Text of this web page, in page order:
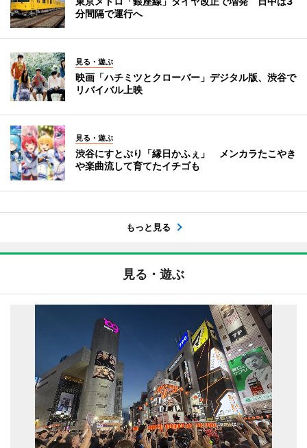
分間隔で運行へ
見る・遊ぶ
映画「ハチミツとクローバー」デジタル版、渋谷で
リバイバル上映
見る・遊ぶ
渋谷にすとぷり「縁日かふぇ」 メンカラたこやき
や楽曲流して育てたイチゴも
もっと見る
見る・遊ぶ